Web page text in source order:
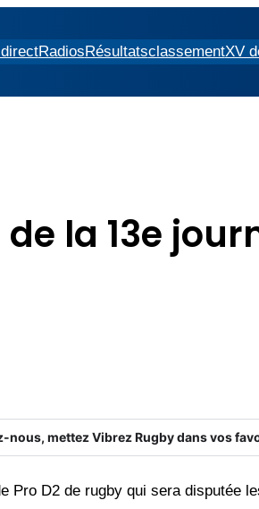
RadiosRésultatsclassementXV
la 13e
nous, mettez Vibrez Rugby dans vos
Pro D2 de rugby qui sera disputée